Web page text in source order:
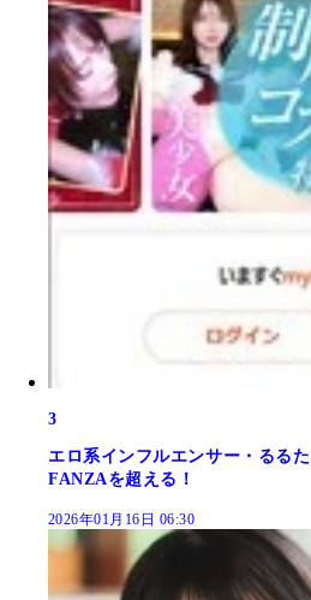
3
エロ系インフルエンサー・るる
FANZAを超える！
2026年01月16日 06:30